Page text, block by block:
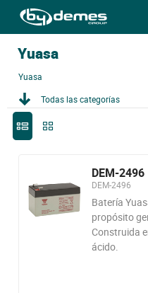
Yuasa
Yuasa
Todas las categorías
DEM-2496
DEM-2496
Batería
propósito
Construida
ácido.